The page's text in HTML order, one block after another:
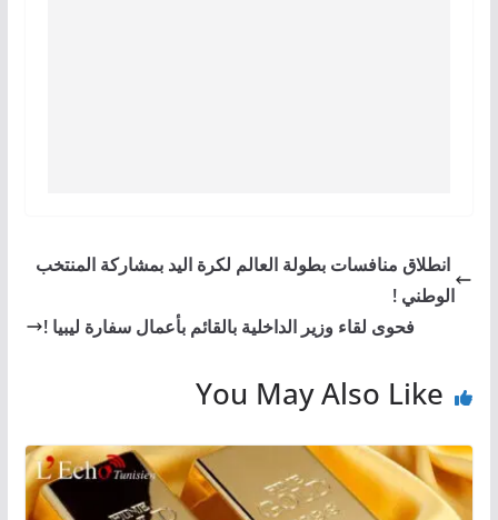
انطلاق منافسات بطولة العالم لكرة اليد بمشاركة المنتخب
الوطني !
فحوى لقاء وزير الداخلية بالقائم بأعمال سفارة ليبيا !
You May Also Like